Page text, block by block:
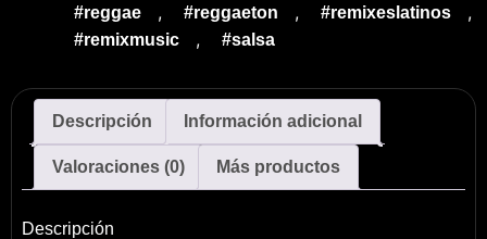
#reggae , #reggaeton , #remixeslatinos ,
#remixmusic , #salsa
Descripción Información adicional
Valoraciones (0) Más productos
Descripción